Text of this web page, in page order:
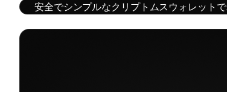
安全でシンプルなクリプトムスウォレット